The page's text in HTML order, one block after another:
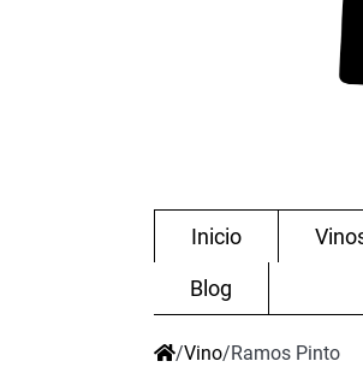
Inicio
Blog
/Vino/Ramos Pinto